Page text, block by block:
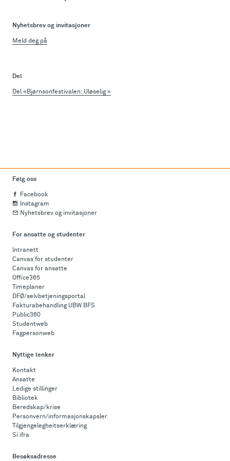
Nyhetsbrev og invitasjoner
Meld deg på
Del
Del «Bjørnsonfestivalen: Uløselig »
Følg oss
Facebook
Instagram
Nyhetsbrev og invitasjoner
For ansatte og studenter
Intranett
Canvas for studenter
Canvas for ansatte
Office365
Timeplaner
DFØ/selvbetjeningsportal
Fakturabehandling UBW BFS
Public360
Studentweb
Fagpersonweb
Nyttige lenker
Kontakt
Ansatte
Ledige stillinger
Bibliotek
Beredskap/krise
Personvern/informasjonskapsler
Tilgjengelegheitserklæring
Si ifra
Besøksadresse